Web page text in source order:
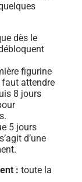
dès le
figurine
faut attendre
8 jours
5 jours
d’une
: toute la